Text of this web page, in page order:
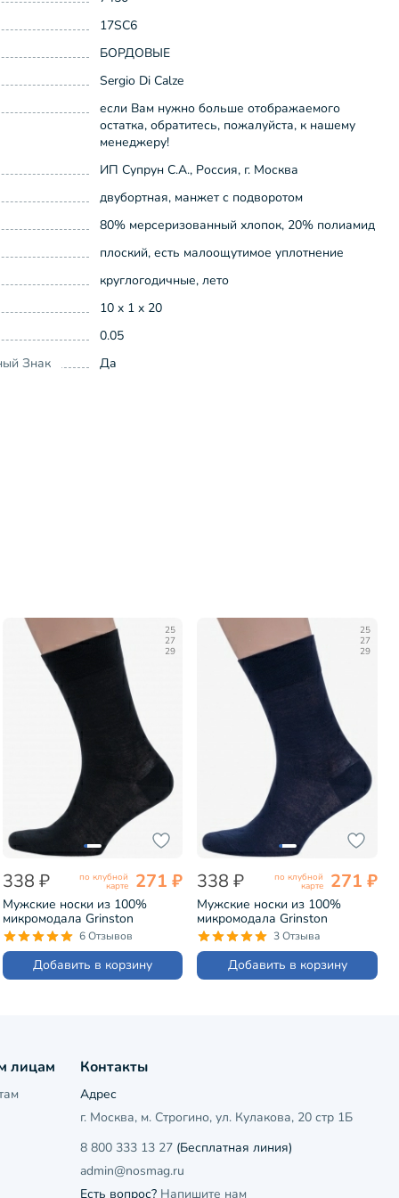
17SC6
БОРДОВЫЕ
Sergio Di Calze
если Вам нужно больше отображаемого
остатка, обратитесь, пожалуйста, к нашему
менеджеру!
ИП Супрун С.А., Россия, г. Москва
двубортная, манжет с подворотом
80% мерсеризованный хлопок, 20% полиамид
плоский, есть малоощутимое уплотнение
круглогодичные, лето
10 x 1 x 20
0.05
Знак
Да
25
27
29
338 ₽ по клубной
карте 271 ₽
Мужские носки из 100%
микромодала Grinston
ЧЕРНЫЕ (15D7)6 Отзывов
Добавить в корзину
25
27
29
338 ₽ по клубной
карте 271 ₽
Мужские носки из 100%
микромодала Grinston
ТЕМНО-СИНИЕ (15D7)
3 Отзыва
Добавить в корзину
лицам Контакты
Адрес
г. Москва, м. Строгино, ул. Кулакова, 20 стр 1Б
8 800 333 13 27(Бесплатная линия)
admin@nosmag.ru
Есть вопрос? Напишите нам